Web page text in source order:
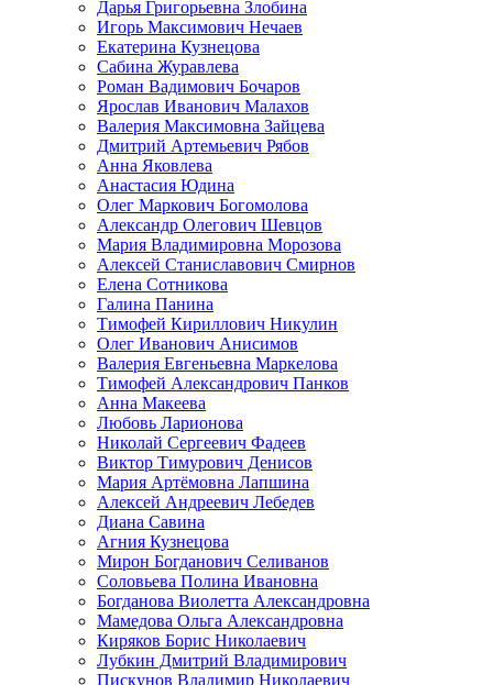
Дарья Григорьевна Злобина
Игорь Максимович Нечаев
Екатерина Кузнецова
Сабина Журавлева
Роман Вадимович Бочаров
Ярослав Иванович Малахов
Валерия Максимовна Зайцева
Дмитрий Артемьевич Рябов
Анна Яковлева
Анастасия Юдина
Олег Маркович Богомолова
Александр Олегович Шевцов
Мария Владимировна Морозова
Алексей Станиславович Смирнов
Елена Сотникова
Галина Панина
Тимофей Кириллович Никулин
Олег Иванович Анисимов
Валерия Евгеньевна Маркелова
Тимофей Александрович Панков
Анна Макеева
Любовь Ларионова
Николай Сергеевич Фадеев
Виктор Тимурович Денисов
Мария Артёмовна Лапшина
Алексей Андреевич Лебедев
Диана Савина
Агния Кузнецова
Мирон Богданович Селиванов
Соловьева Полина Ивановна
Богданова Виолетта Александровна
Мамедова Ольга Александровна
Киряков Борис Николаевич
Лубкин Дмитрий Владимирович
Пискунов Владимир Николаевич